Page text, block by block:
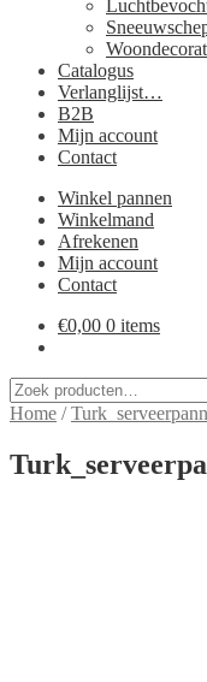
Catalogus
Verlanglijst…
B2B
Mijn account
Contact
Winkel pannen
Winkelmand
Afrekenen
Mijn account
Contact
€0,00 0 items
Zoeken
naar:
Home /